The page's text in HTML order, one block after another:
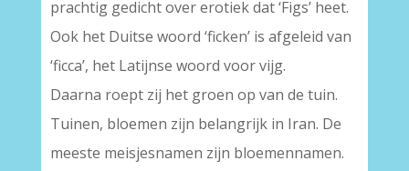
prachtig gedicht over erotiek dat ‘Figs’ heet.
Ook het Duitse woord ‘ficken’ is afgeleid van
‘ficca’, het Latijnse woord voor vijg.
Daarna roept zij het groen op van de tuin.
Tuinen, bloemen zijn belangrijk in Iran. De
meeste meisjesnamen zijn bloemennamen.